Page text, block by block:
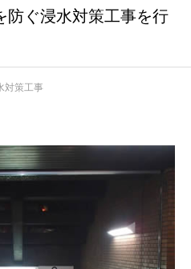
防ぐ浸水対策工事を行
対策工事